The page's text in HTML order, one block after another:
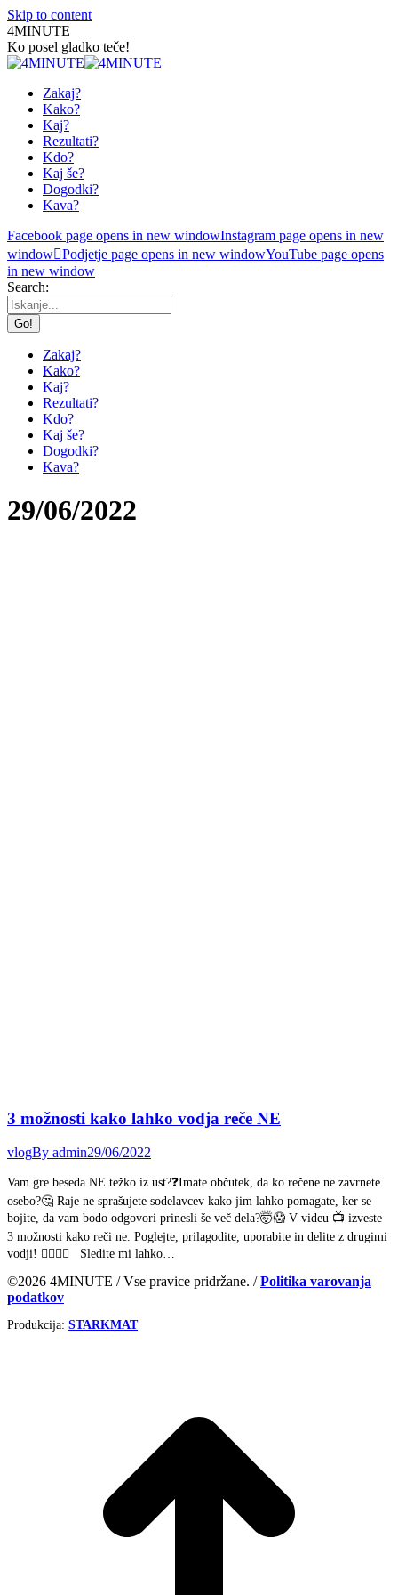
Skip to content
4MINUTE
Ko posel gladko teče!
Zakaj?
Kako?
Kaj?
Rezultati?
Kdo?
Kaj še?
Dogodki?
Kava?
Facebook page opens in new windowInstagram page opens in new
window Podjetje page opens in new windowYouTube page opens
in new window
Search:
Zakaj?
Kako?
Kaj?
Rezultati?
Kdo?
Kaj še?
Dogodki?
Kava?
29/06/2022
3 možnosti kako lahko vodja reče NE
vlogBy admin29/06/2022
Vam gre beseda NE težko iz ust?❓Imate občutek, da ko rečene ne zavrnete
osebo?🤔 Raje ne sprašujete sodelavcev kako jim lahko pomagate, ker se
bojite, da vam bodo odgovori prinesli še več dela?🤯😱 V videu 📺 izveste
3 možnosti kako reči ne. Poglejte, prilagodite, uporabite in delite z drugimi
vodji! 🕵️‍♀️🕵️‍♂️ Sledite mi lahko…
©2026 4MINUTE / Vse pravice pridržane. /Politika varovanja
podatkov
Produkcija: STARKMAT